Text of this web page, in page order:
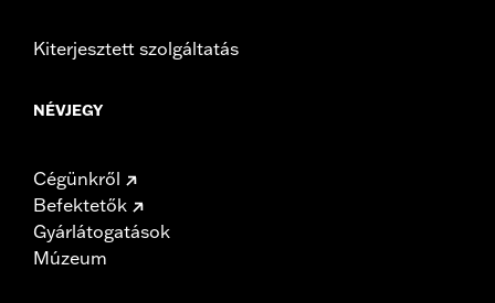
Kiterjesztett szolgáltatás
NÉVJEGY
Cégünkről
Befektetők
Gyárlátogatások
Múzeum